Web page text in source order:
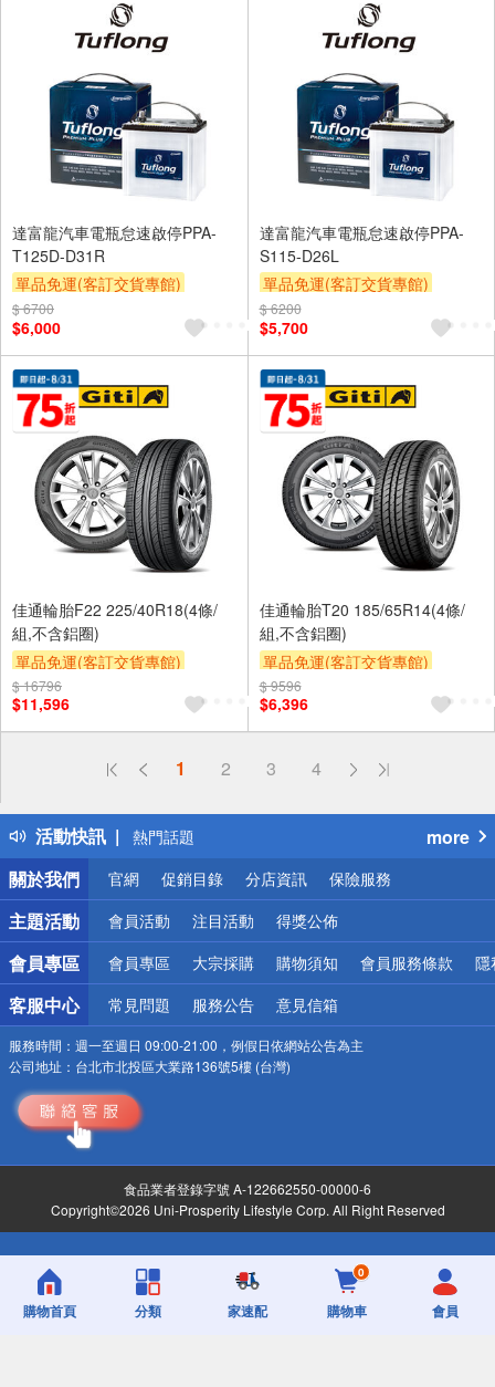
達富龍汽車電瓶怠速啟停PPA-
T125D-D31R
單品免運(客訂交貨專館)
$ 6700
$6,000
達富龍汽車電瓶怠速啟停PPA-
S115-D26L
單品免運(客訂交貨專館)
$ 6200
$5,700
佳通輪胎F22 225/40R18(4條/
組,不含鋁圈)
單品免運(客訂交貨專館)
$ 16796
$11,596
佳通輪胎T20 185/65R14(4條/
組,不含鋁圈)
單品免運(客訂交貨專館)
$ 9596
$6,396
1 2 3 4
活動快訊
偏遠地區配送
得獎公告
熱門話題
銀行優惠
偏遠地區配送
詐騙網頁！請小心！
more
關於我們
官網 促銷目錄 分店資訊 保險服務
主題活動 會員活動 注目活動 得獎公佈
會員專區 會員專區 大宗採購 購物須知 會員服務條款 隱
客服中心 常見問題 服務公告 意見信箱
服務時間： 週一至週日 09:00-21:00，例假日依網站公告為主
公司地址： 台北市北投區大業路136號5樓 (台灣)
食品業者登錄字號 A-122662550-00000-6
Copyright©2026 Uni-Prosperity Lifestyle Corp. All Right Reserved
購物首頁 分類 家速配
0
購物車 會員